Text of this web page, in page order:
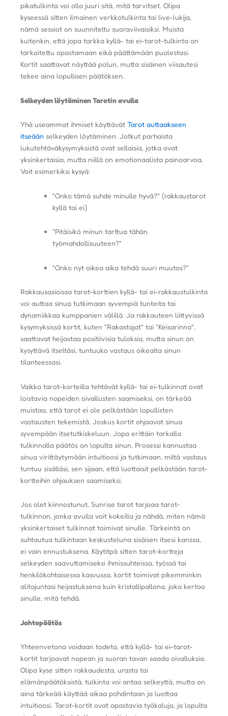
pikatulkinta voi olla juuri sitä, mitä tarvitset. Olipa
kyseessä sitten ilmainen verkkotulkinta tai live-lukija,
nämä sessiot on suunniteltu suoraviivaisiksi. Muista
kuitenkin, että jopa tarkka kyllä- tai ei-tarot-tulkinta on
tarkoitettu opastamaan eikä päättämään puolestasi.
Kortit saattavat näyttää polun, mutta sisäinen viisautesi
tekee aina lopullisen päätöksen.
Selkeyden löytäminen Tarotin avulla
Yhä useammat ihmiset käyttävät Tarot auttaakseen
itseään selkeyden löytäminen. Jotkut parhaista
lukutehtäväkysymyksistä ovat sellaisia, jotka ovat
yksinkertaisia, mutta niillä on emotionaalista painoarvoa.
Voit esimerkiksi kysyä:
"Onko tämä suhde minulle hyvä?" (rakkaustarot
kyllä ​​tai ei)
"Pitäisikö minun tarttua tähän
työmahdollisuuteen?"
"Onko nyt oikea aika tehdä suuri muutos?"
Rakkausasioissa tarot-korttien kyllä- tai ei-rakkaustulkinta
voi auttaa sinua tutkimaan syvempiä tunteita tai
dynamiikkaa kumppanien välillä. Ja rakkauteen liittyvissä
kysymyksissä kortit, kuten "Rakastajat" tai "Keisarinna",
saattavat heijastaa positiivisia tuloksia, mutta sinun on
kysyttävä itseltäsi, tuntuuko vastaus oikealta sinun
tilanteessasi.
Vaikka tarot-korteilla tehtävät kyllä- tai ei-tulkinnat ovat
loistavia nopeiden oivallusten saamiseksi, on tärkeää
muistaa, että tarot ei ole pelkästään lopullisten
vastausten tekemistä. Joskus kortit ohjaavat sinua
syvempään itsetutkiskeluun. Jopa erittäin tarkalla
tulkinnalla päätös on lopulta sinun. Prosessi kannustaa
sinua virittäytymään intuitioosi ja tutkimaan, miltä vastaus
tuntuu sisälläsi, sen sijaan, että luottaisit pelkästään tarot-
kortteihin ohjauksen saamiseksi.
Jos olet kiinnostunut, Sunrise tarot tarjoaa tarot-
tulkinnan, jonka avulla voit kokeilla ja nähdä, miten nämä
yksinkertaiset tulkinnat toimivat sinulle. Tärkeintä on
suhtautua tulkintaan keskusteluna sisäisen itsesi kanssa,
ei vain ennustuksena. Käytitpä sitten tarot-kortteja
selkeyden saavuttamiseksi ihmissuhteissa, työssä tai
henkilökohtaisessa kasvussa, kortit toimivat pikemminkin
alitajuntasi heijastuksena kuin kristallipallona, ​​joka kertoo
sinulle, mitä tehdä.
Johtopäätös
Yhteenvetona voidaan todeta, että kyllä- tai ei-tarot-
kortit tarjoavat nopean ja suoran tavan saada oivalluksia.
Olipa kyse sitten rakkaudesta, urasta tai
elämänpäätöksistä, tulkinta voi antaa selkeyttä, mutta on
aina tärkeää käyttää aikaa pohdintaan ja luottaa
intuitioosi. Tarot-kortit ovat opastavia työkaluja, ja lopulta